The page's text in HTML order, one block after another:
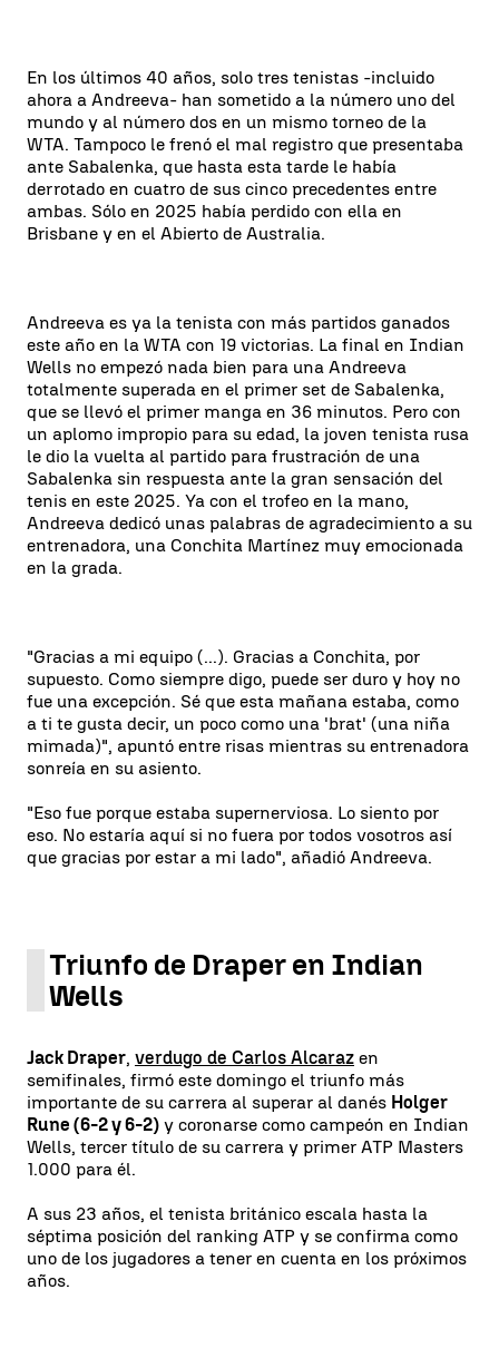
En los últimos 40 años, solo tres tenistas -incluido
ahora a Andreeva- han sometido a la número uno del
mundo y al número dos en un mismo torneo de la
WTA. Tampoco le frenó el mal registro que presentaba
ante Sabalenka, que hasta esta tarde le había
derrotado en cuatro de sus cinco precedentes entre
ambas. Sólo en 2025 había perdido con ella en
Brisbane y en el Abierto de Australia.
Andreeva es ya la tenista con más partidos ganados
este año en la WTA con 19 victorias. La final en Indian
Wells no empezó nada bien para una Andreeva
totalmente superada en el primer set de Sabalenka,
que se llevó el primer manga en 36 minutos. Pero con
un aplomo impropio para su edad, la joven tenista rusa
le dio la vuelta al partido para frustración de una
Sabalenka sin respuesta ante la gran sensación del
tenis en este 2025. Ya con el trofeo en la mano,
Andreeva dedicó unas palabras de agradecimiento a su
entrenadora, una Conchita Martínez muy emocionada
en la grada.
"Gracias a mi equipo (...). Gracias a Conchita, por
supuesto. Como siempre digo, puede ser duro y hoy no
fue una excepción. Sé que esta mañana estaba, como
a ti te gusta decir, un poco como una 'brat' (una niña
mimada)", apuntó entre risas mientras su entrenadora
sonreía en su asiento.
"Eso fue porque estaba supernerviosa. Lo siento por
eso. No estaría aquí si no fuera por todos vosotros así
que gracias por estar a mi lado", añadió Andreeva.
Triunfo de Draper en Indian
Wells
Jack Draper, verdugo de Carlos Alcaraz en
semifinales, firmó este domingo el triunfo más
importante de su carrera al superar al danés Holger
Rune (6-2 y 6-2) y coronarse como campeón en Indian
Wells, tercer título de su carrera y primer ATP Masters
1.000 para él.
A sus 23 años, el tenista británico escala hasta la
séptima posición del ranking ATP y se confirma como
uno de los jugadores a tener en cuenta en los próximos
años.